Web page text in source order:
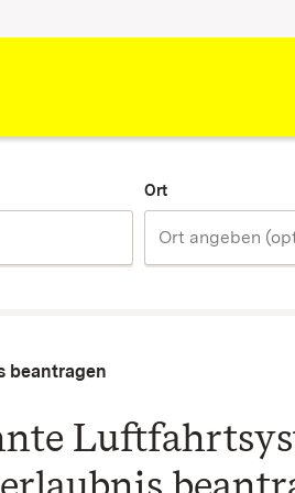
Ort
beantragen